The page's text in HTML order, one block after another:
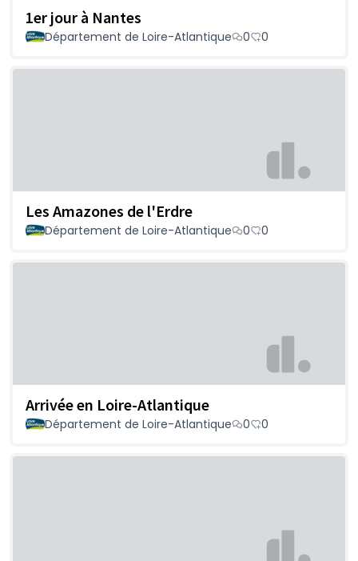
1er jour à Nantes
Département de Loire-Atlantique 0 0
Les Amazones de l'Erdre
Département de Loire-Atlantique 0 0
Arrivée en Loire-Atlantique
Département de Loire-Atlantique 0 0